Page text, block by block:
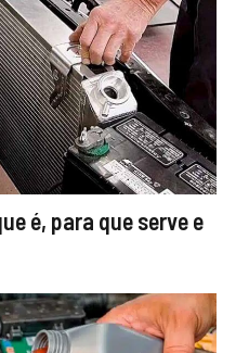
é, para que serve e